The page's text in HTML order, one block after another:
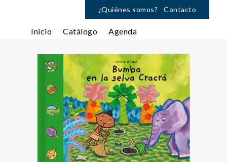
¿Quiénes somos? Contacto
Inicio Catálogo Agenda